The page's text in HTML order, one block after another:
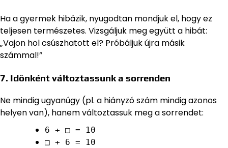
Ha a gyermek hibázik, nyugodtan mondjuk el, hogy ez
teljesen természetes. Vizsgáljuk meg együtt a hibát:
„Vajon hol csúszhatott el? Próbáljuk újra másik
számmal!”
7. Időnként változtassunk a sorrenden
Ne mindig ugyanúgy (pl. a hiányzó szám mindig azonos
helyen van), hanem változtassuk meg a sorrendet:
6 + □ = 10
□ + 6 = 10